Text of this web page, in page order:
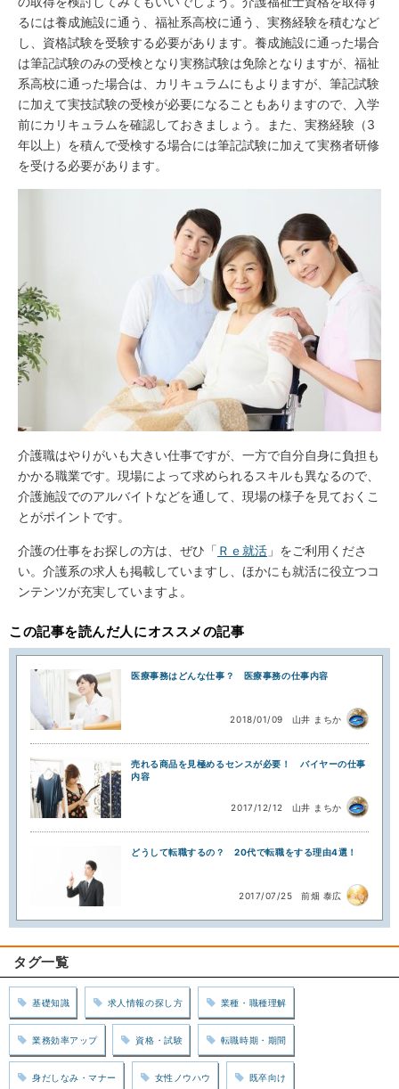
るには養成施設に通う、福祉系高校に通う、実務経験を積むなど
し、資格試験を受験する必要があります。養成施設に通った場合
は筆記試験のみの受検となり実務試験は免除となりますが、福祉
系高校に通った場合は、カリキュラムにもよりますが、筆記試験
に加えて実技試験の受検が必要になることもありますので、入学
前にカリキュラムを確認しておきましょう。また、実務経験（3
年以上）を積んで受検する場合には筆記試験に加えて実務者研修
を受ける必要があります。
介護職はやりがいも大きい仕事ですが、一方で自分自身に負担も
かかる職業です。現場によって求められるスキルも異なるので、
介護施設でのアルバイトなどを通して、現場の様子を見ておくこ
とがポイントです。
介護の仕事をお探しの方は、ぜひ「 Ｒｅ就活 」をご利用くださ
い。介護系の求人も掲載していますし、ほかにも就活に役立つコ
ンテンツが充実していますよ。
この記事を読んだ人にオススメの記事
医療事務はどんな仕事？ 医療事務の仕事内容
2018/01/09 山井 まちか
売れる商品を見極めるセンスが必要！ バイヤーの仕事
内容
2017/12/12 山井 まちか
どうして転職するの？ 20代で転職をする理由4選！
2017/07/25 前畑 泰広
タグ一覧
基礎知識 求人情報の探し方 業種・職種理解
業務効率アップ 資格・試験 転職時期・期間
身だしなみ・マナー 女性ノウハウ 既卒向け